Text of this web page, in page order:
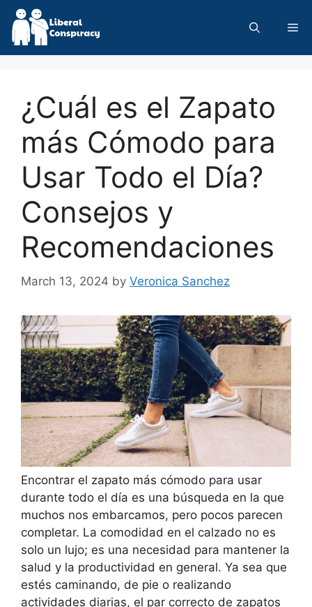
Skip
content
¿Cuál es el Zapato
más Cómodo para
Usar Todo el Día?
Consejos y
Recomendaciones
March 13, 2024 by Veronica Sanchez
Encontrar el zapato más cómodo para usar
durante todo el día es una búsqueda en la que
muchos nos embarcamos, pero pocos parecen
completar. La comodidad en el calzado no es
solo un lujo; es una necesidad para mantener la
salud y la productividad en general. Ya sea que
estés caminando, de pie o realizando
actividades diarias, el par correcto de zapatos